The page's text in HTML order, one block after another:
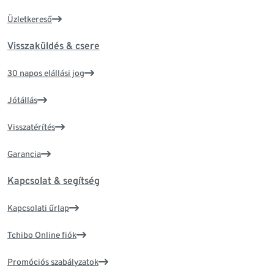
Üzletkereső
Visszaküldés & csere
30 napos elállási jog
Jótállás
Visszatérítés
Garancia
Kapcsolat & segítség
Kapcsolati űrlap
Tchibo Online fiók
Promóciós szabályzatok